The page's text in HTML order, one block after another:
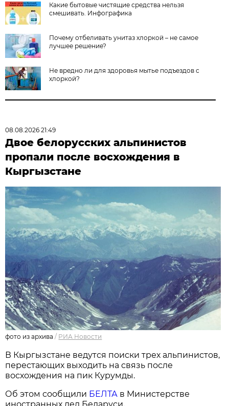
Какие бытовые чистящие средства нельзя
смешивать. Инфографика
Почему отбеливать унитаз хлоркой – не самое
лучшее решение?
Не вредно ли для здоровья мытье подъездов с
хлоркой?
08.08.2026 21:49
Двое белорусских альпинистов
пропали после восхождения в
Кыргызстане
фото из архива / РИА Новости
В Кыргызстане ведутся поиски трех альпинистов,
перестающих выходить на связь после
восхождения на пик Курумды.
Об этом сообщили БЕЛТА в Министерстве